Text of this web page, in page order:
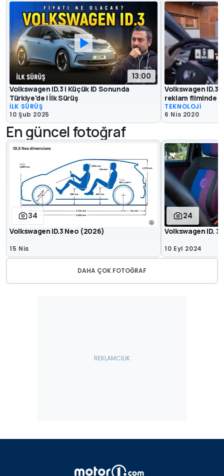
13:00
Volkswagen ID.3 | Küçük ID Sonunda
Türkiye'de | İlk Sürüş
İLK SÜRÜŞ
10 Şub 2025
Volkswagen
reklam filminde
TEKNOLOJİ
6 Nis 2020
En güncel fotoğraf
34
Volkswagen ID.3 Neo (2026)
15 Nis
24
Volkswagen ID. 3
10 Eyl 2024
DAHA ÇOK FOTOĞRAF